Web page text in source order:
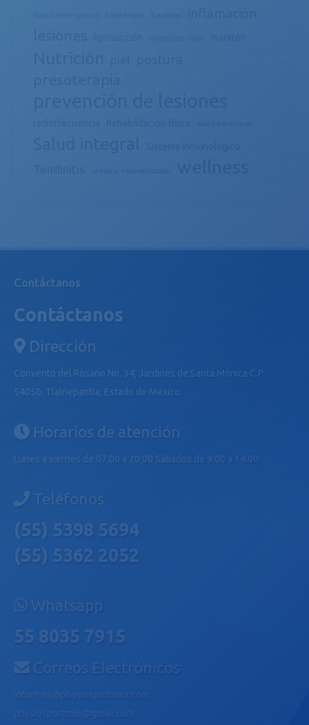
Contáctanos
Contáctanos
Dirección
Convento del Rosario No. 34, Jardines de Santa Mónica C.P.
54050. Tlalnepantla, Estado de México.
Horarios de atención
Lunes a viernes de 07:00 a 20:00 Sábados de 9:00 a 14:00
Teléfonos
(55) 5398 5694
(55) 5362 2052
Whatsapp
55 8035 7915
Correos Electrónicos
informes@physiosportsmx.com
physiosportsmx@gmail.com